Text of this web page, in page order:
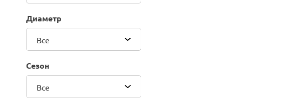
BKT
Camso (Solideal)
CEAT
Composit
Диаметр
Все
Сезон
Все